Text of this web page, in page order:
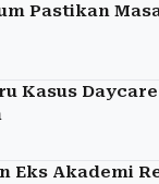
Pastikan
Kasus
Eks Akademi